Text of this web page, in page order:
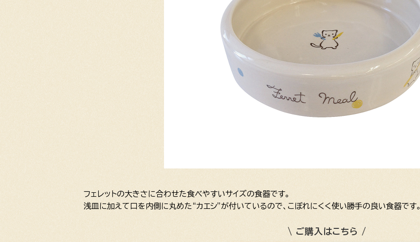
フェレットの大きさに合わせた食べやすいサイズの食器です。
浅皿に加えて口を内側に丸めた“カエシ”が付いているので、こぼれにくく使い勝手の良い食器です。
\ ご購入はこちら /